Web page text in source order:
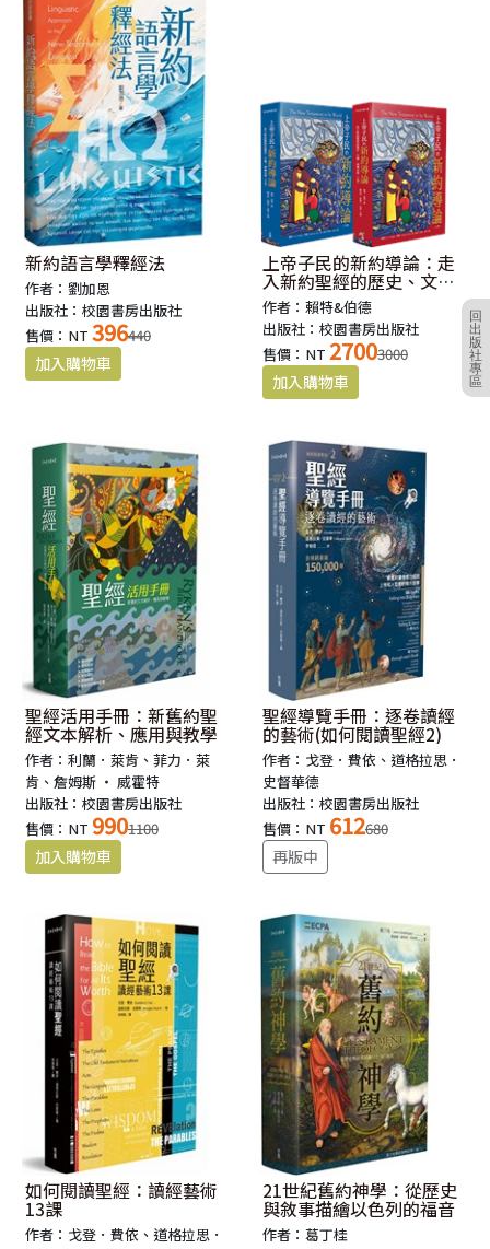
回
出
版
社
專
區
新約語言學釋經法
作者：劉加恩
出版社：校園書房出版社
售價：NT 396440
上帝子民的新約導論：走
入新約聖經的歷史、文
學、神學世界(上冊)(下冊)
作者：賴特&伯德
出版社：校園書房出版社
售價：NT 27003000
聖經活用手冊：新舊約聖
經文本解析、應用與教學
作者：利蘭．萊肯、菲力．萊
肯、詹姆斯 ‧ 威霍特
出版社：校園書房出版社
售價：NT 9901100
聖經導覽手冊：逐卷讀經
的藝術(如何閱讀聖經2)
作者：戈登．費依、道格拉思．
史督華德
出版社：校園書房出版社
售價：NT 612680
再版中
如何閱讀聖經：讀經藝術
13課
作者：戈登．費依、道格拉思．
21世紀舊約神學：從歷史
與敘事描繪以色列的福音
作者：葛丁桂